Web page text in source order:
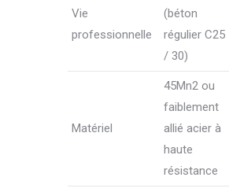
Vie
professionnelle
(béton
régulier C25
/ 30)
Matériel
45Mn2 ou
faiblement
allié acier à
haute
résistance